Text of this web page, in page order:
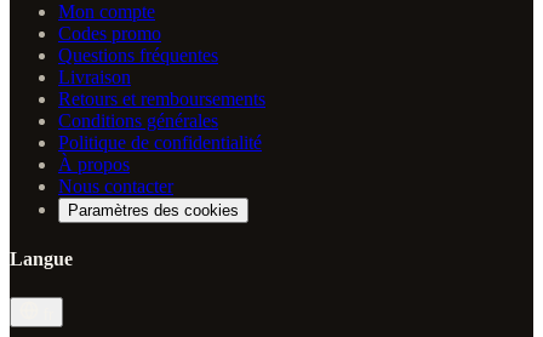
Mon compte
Codes promo
Questions fréquentes
Livraison
Retours et remboursements
Conditions générales
Politique de confidentialité
À propos
Nous contacter
Paramètres des cookies
Langue